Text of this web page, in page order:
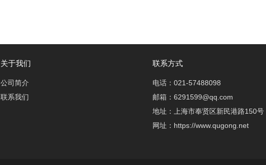
关于我们
公司简介
联系我们
联系方式
电话：021-57488098
邮箱：6291599@qq.com
地址：上海市奉贤区新民港路150号
网址：https://www.qugong.net